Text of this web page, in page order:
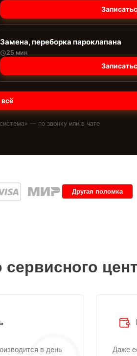
Замена, переборка пароклапана
25 мин
» — по звонку или в чате
Другая поломка
в день
Даже